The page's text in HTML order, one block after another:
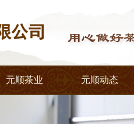
元顺茶业 元顺动态